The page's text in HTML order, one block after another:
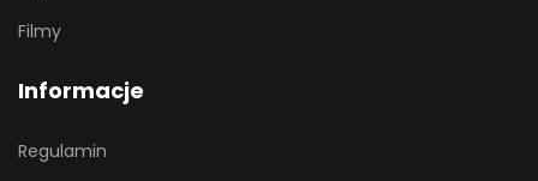
Filmy
Informacje
Regulamin